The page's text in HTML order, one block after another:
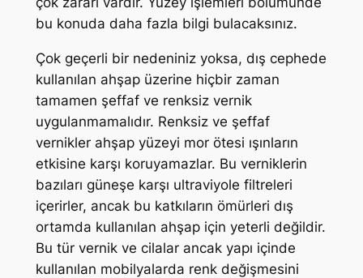
bu konuda daha fazla bilgi bulacaksınız.
Çok geçerli bir nedeniniz yoksa, dış cephede
kullanılan ahşap üzerine hiçbir zaman
tamamen şeffaf ve renksiz vernik
uygulanmamalıdır. Renksiz ve şeffaf
vernikler ahşap yüzeyi mor ötesi ışınların
etkisine karşı koruyamazlar. Bu verniklerin
bazıları güneşe karşı ultraviyole filtreleri
içerirler, ancak bu katkıların ömürleri dış
ortamda kullanılan ahşap için yeterli değildir.
Bu tür vernik ve cilalar ancak yapı içinde
kullanılan mobilyalarda renk değişmesini